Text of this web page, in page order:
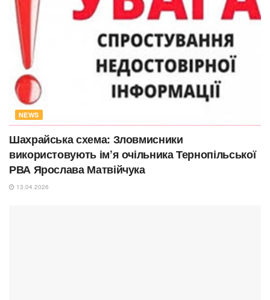
NEWS
Шахрайська схема: Зловмисники
використовують ім’я очільника Тернопільської
РВА Ярослава Матвійчука
13.04.2026